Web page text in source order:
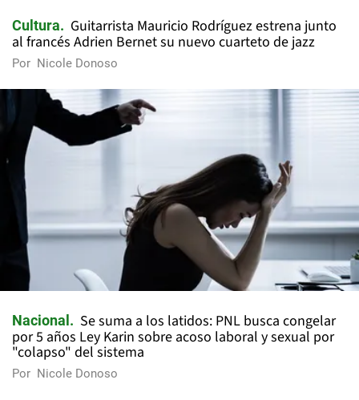
Cultura
Guitarrista Mauricio Rodríguez estrena junto
al francés Adrien Bernet su nuevo cuarteto de jazz
Por Nicole Donoso
Nacional
Se suma a los latidos: PNL busca congelar
por 5 años Ley Karin sobre acoso laboral y sexual por
"colapso" del sistema
Por Nicole Donoso